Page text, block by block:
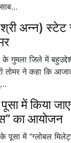
अन्न) स्टेट
गुमला जिले में
तोमर ने कहा कि
में किया
का आयोजन
के पूसा में “ग्लोबल